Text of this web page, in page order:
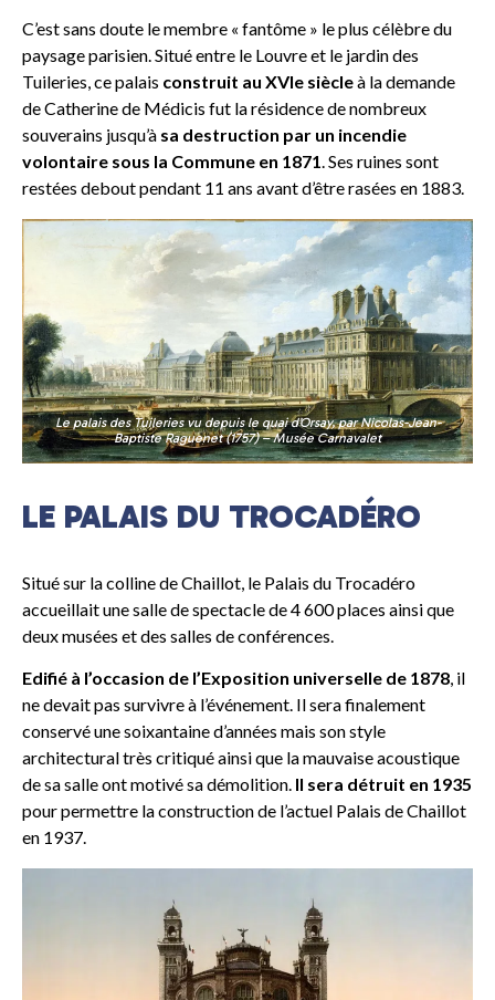
C’est sans doute le membre « fantôme » le plus célèbre du
paysage parisien. Situé entre le Louvre et le jardin des
Tuileries, ce palais construit au XVIe siècleà la demande
de Catherine de Médicis fut la résidence de nombreux
souverains jusqu’à sa destruction par un incendie
volontaire sous la Commune en 1871 . Ses ruines sont
restées debout pendant 11 ans avant d’être rasées en 1883.
Le palais des Tuileries vu depuis le quai d’Orsay, par Nicolas-Jean-
Baptiste Raguenet (1757) – Musée Carnavalet
LE PALAIS DU TROCADÉRO
Situé sur la colline de Chaillot, le Palais du Trocadéro
accueillait une salle de spectacle de 4 600 places ainsi que
deux musées et des salles de conférences.
Edifié à l’occasion de l’Exposition universelle de 1878, il
ne devait pas survivre à l’événement. Il sera finalement
conservé une soixantaine d’années mais son style
architectural très critiqué ainsi que la mauvaise acoustique
de sa salle ont motivé sa démolition. Il sera détruit en 1935
pour permettre la construction de l’actuel Palais de Chaillot
en 1937.